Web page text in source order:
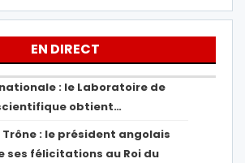
EN DIRECT
: le Laboratoire de
obtient…
Trône : le président angolais
ses félicitations au Roi du